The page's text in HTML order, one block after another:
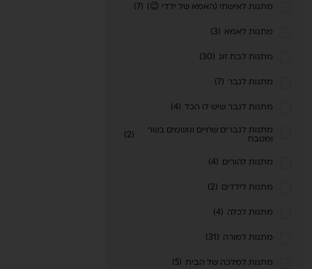
מתנות לאישתי (האמא של ילדי 😉) (
7
)
מתנות לאמא (
3
)
מתנות לבת זוג (
30
)
מתנות לגבר (
7
)
מתנות לגבר שיש לו הכל (
4
)
מתנות לגברים שחיים ונושמים בשר
ומטבח
(
2
)
מתנות להורים (
4
)
מתנות לילדים (
2
)
מתנות לכלה (
4
)
מתנות למורה (
31
)
מתנות למלכה של הבית (
5
)